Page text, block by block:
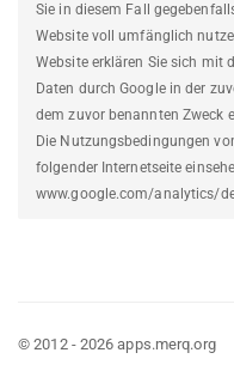
Sie in diesem Fall
Website voll umfänglich
Website erklären Sie sich mit
Daten durch Google in der
dem zuvor benannten Zweck
Die Nutzungsbedingungen
folgender Internetseite
www.google.com/analytics/
© 2012 - 2026 apps.merq.org